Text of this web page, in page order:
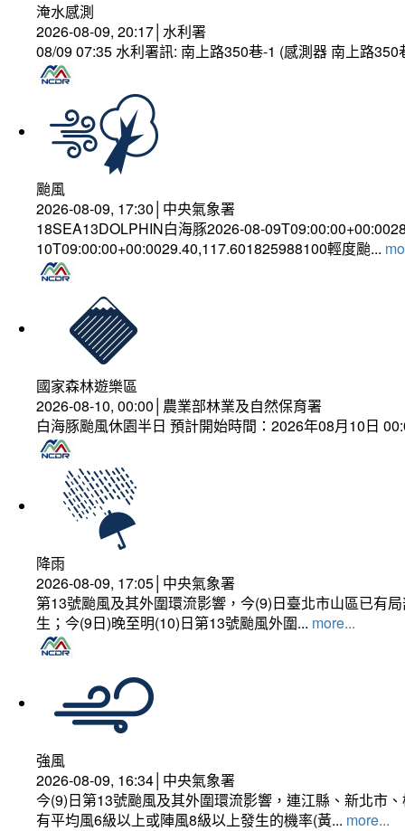
淹水感測
2026-08-09, 20:17│水利署
08/09 07:35 水利署訊: 南上路350巷-1 (感測器 南上路
颱風
2026-08-09, 17:30│中央氣象署
18SEA13DOLPHIN白海豚2026-08-
10T09:00:00+00:0029.40,117.601825988100輕度颱...
國家森林遊樂區
2026-08-10, 00:00│農業部林業及自然保育署
白海豚颱風休園半日 預計開始時間：2026年08月10日
降雨
2026-08-09, 17:05│中央氣象署
第13號颱風及其外圍環流影響，今(9)日臺北市山區已有
生；今(9日)晚至明(10)日第13號颱風外圍... more...
強風
2026-08-09, 16:34│中央氣象署
今(9)日第13號颱風及其外圍環流影響，連江縣、新北市
有平均風6級以上或陣風8級以上發生的機率(黃... more...